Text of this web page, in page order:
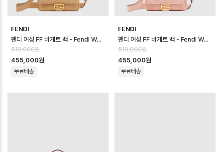
FENDI
펜디 여성 FF 바게트 백 - Fendi Womens FF Baguette Bag - fe…
519,000원
455,000원
무료배송
FENDI
펜디 여성 FF 바게트 백 - Fendi Womens FF Baguette Bag - fe…
519,000원
455,000원
무료배송